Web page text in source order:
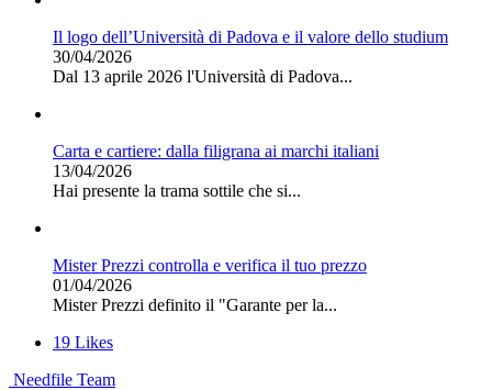
Il logo dell’Università di Padova e il valore dello studium
30/04/2026
Dal 13 aprile 2026 l'Università di Padova...
Carta e cartiere: dalla filigrana ai marchi italiani
13/04/2026
Hai presente la trama sottile che si...
Mister Prezzi controlla e verifica il tuo prezzo
01/04/2026
Mister Prezzi definito il "Garante per la...
19 Likes
Needfile Team